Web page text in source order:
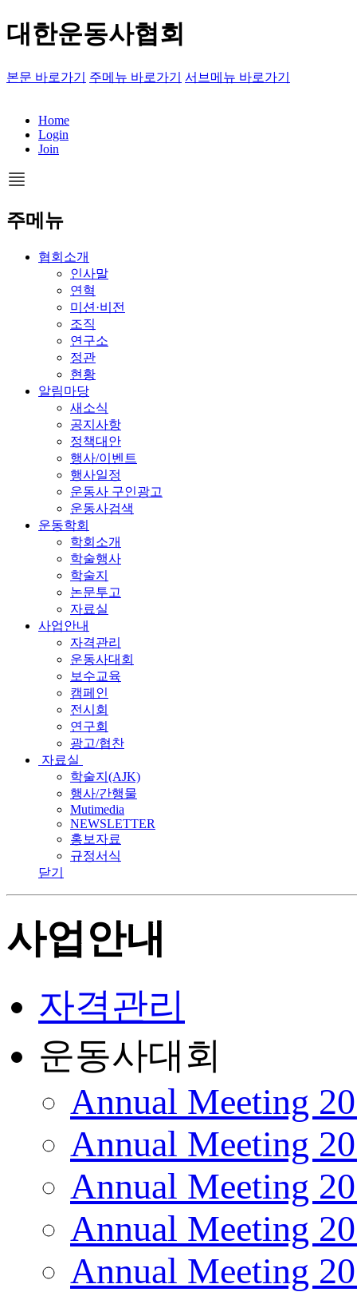
대한운동사협회
본문 바로가기 주메뉴 바로가기 서브메뉴 바로가기
Home
Login
Join
주메뉴
협회소개
인사말
연혁
미션·비전
조직
연구소
정관
현황
알림마당
새소식
공지사항
정책대안
행사/이벤트
행사일정
운동사 구인광고
운동사검색
운동학회
학회소개
학술행사
학술지
논문투고
자료실
사업안내
자격관리
운동사대회
보수교육
캠페인
전시회
연구회
광고/협찬
자료실
학술지(AJK)
행사/간행물
Mutimedia
NEWSLETTER
홍보자료
규정서식
닫기
사업안내
자격관리
운동사대회
Annual Meeting
Annual Meeting
Annual Meeting
Annual Meeting
Annual Meeting